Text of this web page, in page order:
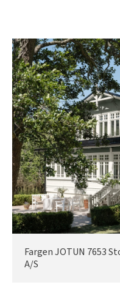
Fargen JOTUN 7653
A/S